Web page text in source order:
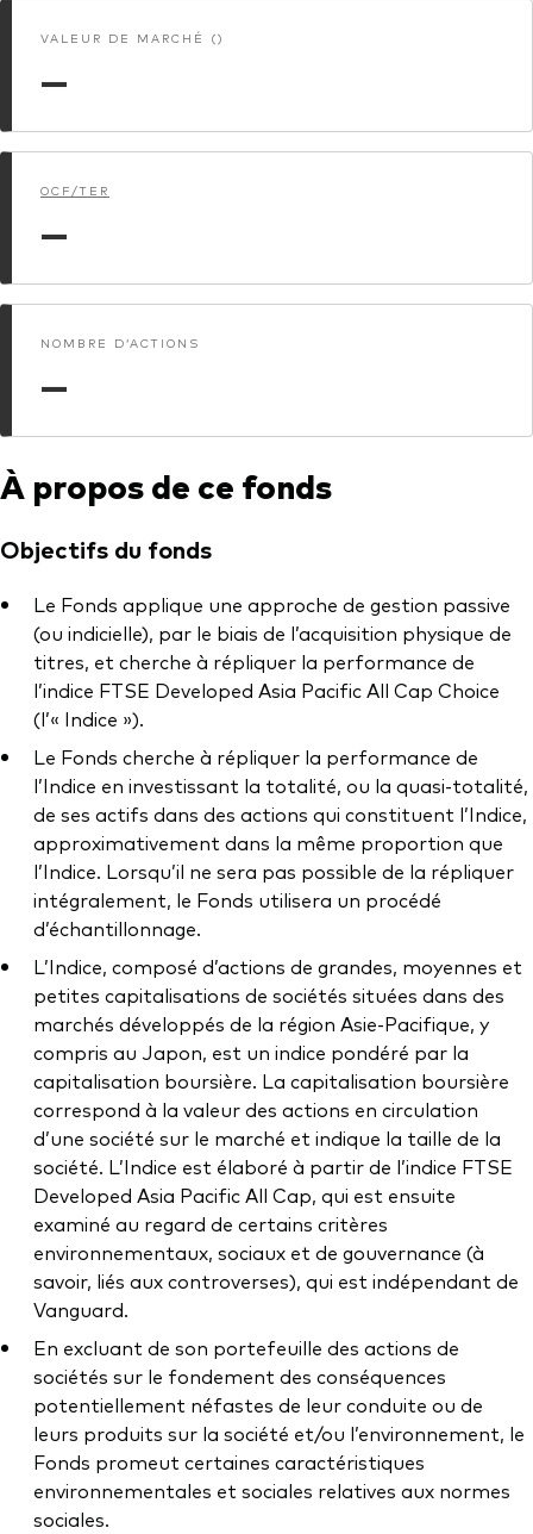
Actions
ESG
ETFs
Fonds indiciels
Comment investir avec nous
Investir avec Vanguard
Prévention de la fraude
VALEUR DE MARCHÉ ()
—
OCF/TER
—
NOMBRE D’ACTIONS
—
À propos de ce fonds
Objectifs du fonds
Le Fonds applique une approche de gestion passive
(ou indicielle), par le biais de l’acquisition physique de
titres, et cherche à répliquer la performance de
l’indice FTSE Developed Asia Pacific All Cap Choice
(l’« Indice »).
Le Fonds cherche à répliquer la performance de
l’Indice en investissant la totalité, ou la quasi-totalité,
de ses actifs dans des actions qui constituent l’Indice,
approximativement dans la même proportion que
l’Indice. Lorsqu’il ne sera pas possible de la répliquer
intégralement, le Fonds utilisera un procédé
d’échantillonnage.
L’Indice, composé d’actions de grandes, moyennes et
petites capitalisations de sociétés situées dans des
marchés développés de la région Asie-Pacifique, y
compris au Japon, est un indice pondéré par la
capitalisation boursière. La capitalisation boursière
correspond à la valeur des actions en circulation
d’une société sur le marché et indique la taille de la
société. L’Indice est élaboré à partir de l’indice FTSE
Developed Asia Pacific All Cap, qui est ensuite
examiné au regard de certains critères
environnementaux, sociaux et de gouvernance (à
savoir, liés aux controverses), qui est indépendant de
Vanguard.
En excluant de son portefeuille des actions de
sociétés sur le fondement des conséquences
potentiellement néfastes de leur conduite ou de
leurs produits sur la société et/ou l’environnement, le
Fonds promeut certaines caractéristiques
environnementales et sociales relatives aux normes
sociales.